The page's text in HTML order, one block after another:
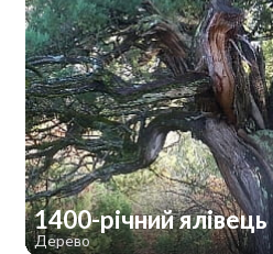
1400-річний ялівець
Дерево